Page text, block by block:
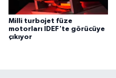
Milli turbojet füze
motorları IDEF'te görücüye
çıkıyor